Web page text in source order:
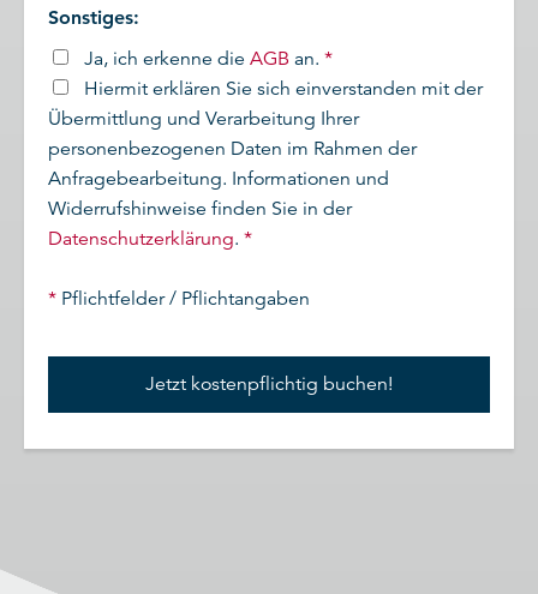
Sonstiges:
Ja, ich erkenne die AGB an. *
Hiermit erklären Sie sich einverstanden mit der
Übermittlung und Verarbeitung Ihrer
personenbezogenen Daten im Rahmen der
Anfragebearbeitung. Informationen und
Widerrufshinweise finden Sie in der
Datenschutzerklärung. *
* Pflichtfelder / Pflichtangaben